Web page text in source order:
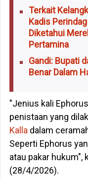
Terkait
Kadis
Diketahui
Pertamina
Gandi: Bupati
Benar Dalam
"Jenius kali
penistaan yang
Kalla dalam
Seperti Ephorus
atau pakar hukum",
(28/4/2026).